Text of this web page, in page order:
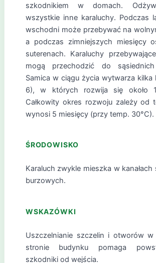
szkodnikiem w domach.
wszystkie inne karaluchy. Podczas
wschodni może przebywać na
a podczas zimniejszych miesięcy
suterenach. Karaluchy
mogą przechodzić do
Samica w ciągu życia wytwarza
6), w których rozwija się około
Całkowity okres rozwoju zależy od
wynosi 5 miesięcy (przy temp. 30°C).
ŚRODOWISKO
Karaluch zwykle mieszka w
burzowych.
WSKAZÓWKI
Uszczelnianie szczelin i otworów w
stronie budynku pomaga
szkodniki od wejścia.